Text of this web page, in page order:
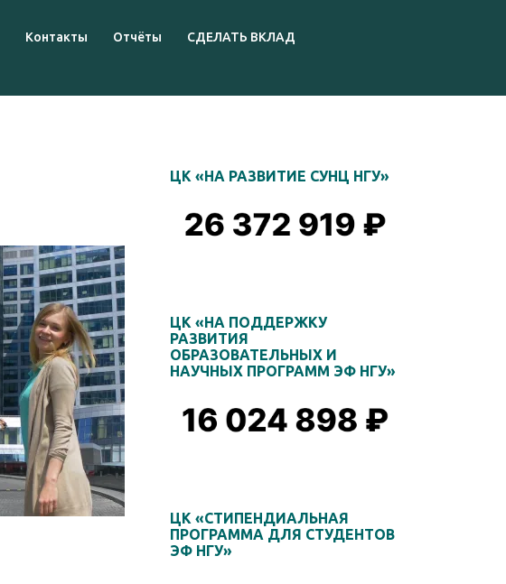
Контакты Отчёты
СДЕЛАТЬ ВКЛАД
ЦК «НА РАЗВИТИЕ СУНЦ НГУ»
ЦК «НА ПОДДЕРЖКУ
РАЗВИТИЯ
ОБРАЗОВАТЕЛЬНЫХ И
НАУЧНЫХ ПРОГРАММ ЭФ НГУ»
ЦК «СТИПЕНДИАЛЬНАЯ
ПРОГРАММА ДЛЯ СТУДЕНТОВ
ЭФ НГУ»